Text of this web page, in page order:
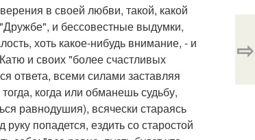
в своей любви, такой, какой
и бессовестные выдумки,
хоть какое-нибудь внимание, - и
и своих "более счастливых
ответа, всеми силами заставляя
когда или обманешь судьбу,
равнодушия), всячески стараясь
попадется, ездить со старостой
⇨